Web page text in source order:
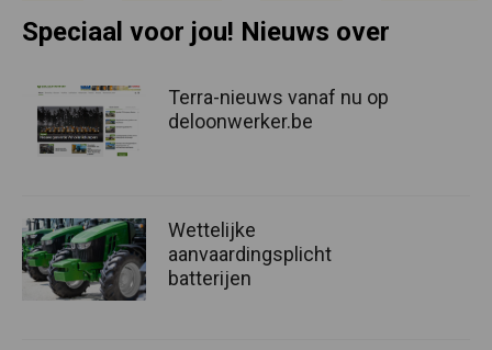
Speciaal voor jou! Nieuws over
Terra-nieuws vanaf nu op
deloonwerker.be
Wettelijke
aanvaardingsplicht
batterijen